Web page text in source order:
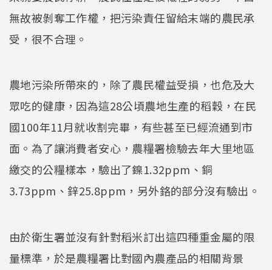
無故被剝奪工作權，把污染責任留給末端的農民承
受，很不合理。
農地污染所帶來的，除了農民權益受損，也危及大
眾吃的健康，因為這28公頃農地生產的稻穀，在民
國100年11月就收割完畢，有些甚至已經流通到市
面。為了讓消費者安心，農糧署檢驗去年大里地區
繳交的公糧樣本，驗出了鎳1.32ppm、銅
3.73ppm、鋅25.8ppm，另外鉻的部分沒有驗出。
由於衛生署並沒有針對稻米訂出這四種重金屬的限
量標準，於是農糧署比對國內農產品的相關背景